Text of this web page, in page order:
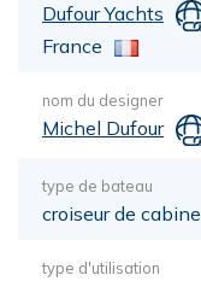
Dufour Yachts
France
nom du designer
Michel Dufour
type de bateau
croiseur de cabine
type d'utilisation